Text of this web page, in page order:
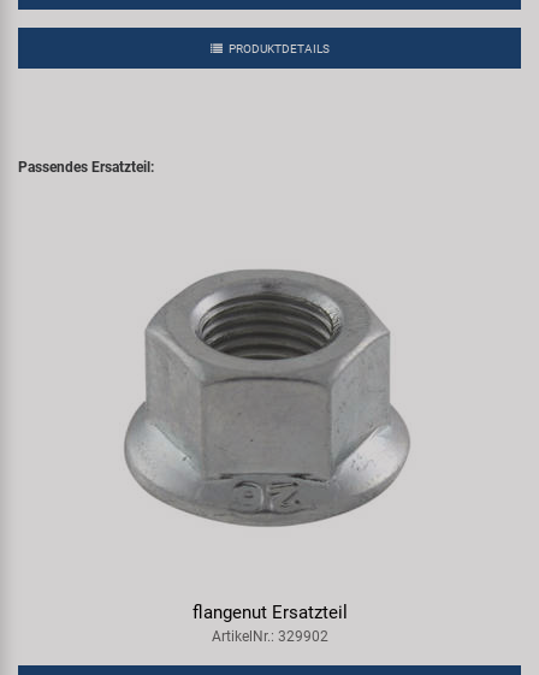
PRODUKTDETAILS
Passendes Ersatzteil:
flangenut Ersatzteil
ArtikelNr.: 329902